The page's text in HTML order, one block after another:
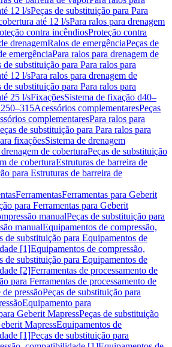
12 l/sPeças de substituição para Para
até 12 l/sPara ralos para drenagem
contra incêndiosProteção contra
drenagemRalos de emergênciaPeças de
emergênciaPara ralos para drenagem de
de substituição para Para ralos para
12 l/sPara ralos para drenagem de
de substituição para Para ralos para
25 l/sFixaçõesSistema de fixação d40–
Acessórios complementaresPeças
complementaresPara ralos para
de substituição para Para ralos para
fixaçõesSistema de drenagem
de coberturaPeças de substituição
de coberturaEstruturas de barreira de
para Estruturas de barreira de
FerramentasFerramentas para Geberit
para Ferramentas para Geberit
manualPeças de substituição para
manualEquipamentos de compressão,
de substituição para Equipamentos de
[1]Equipamentos de compressão,
de substituição para Equipamentos de
[2]Ferramentas de processamento de
para Ferramentas de processamento de
de pressãoPeças de substituição para
Equipamento para
Geberit MapressPeças de substituição
MapressEquipamentos de
[1]Peças de substituição para